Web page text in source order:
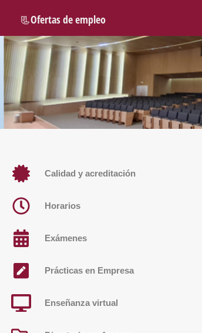
📃Ofertas de empleo
Calidad y acreditación
Horarios
Exámenes
Prácticas en Empresa
Enseñanza virtual